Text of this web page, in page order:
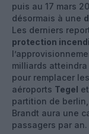
puis au 17 mars
désormais à une
Les derniers
protection
milliards
pour remplacer
aéroports Tegel et
partition de
Brandt aura une
passagers par an.